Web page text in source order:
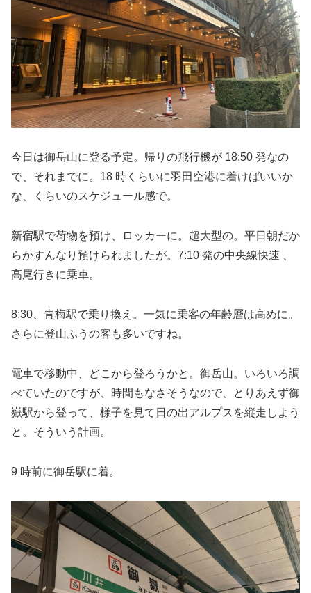
今日は御岳山に登る予定。帰りの飛行機が 18:50 発なの
で、それまでに。18 時くらいに羽田空港に着けばいいか
な、くらいのスケジュール感で。
新宿駅で荷物を預け、ロッカーに。超大型の。平日朝だか
らかすんなり預けられましたが。7:10 発の中央線快速 、
高尾行きに乗車。
8:30、青梅駅で乗り換え。一気に乗客の年齢層は高めに。
さらに登山ふうの客も多いですね。
電車で移動中、どこから登ろうかと。御岳山。いろいろ調
べていたのですが、時間もなさそうなので、とりあえず御
嶽駅から登って、様子を見て日の出アルプスを縦走しよう
と。そういう計画。
9 時前に御岳駅に着。